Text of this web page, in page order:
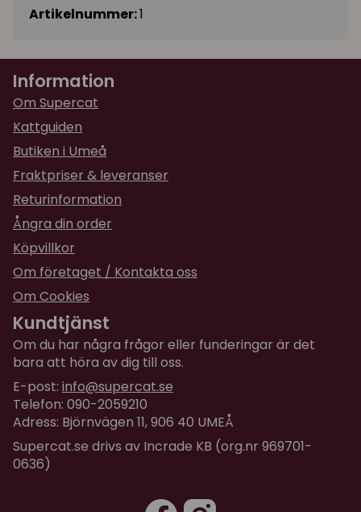
Artikelnummer:1
Information
Om Supercat
Kattguiden
Butiken i Umeå
Fraktpriser & leveranser
Returinformation
Ångra din order
Köpvillkor
Om företaget / Kontakta oss
Om Cookies
Kundtjänst
Om du har några frågor eller funderingar är det
bara att höra av dig till oss.
E-post: info@supercat.se
Telefon: 090-2059210
Adress: Björnvägen 11, 906 40 UMEÅ
Supercat.se drivs av Incrade KB (org.nr 969701-
0636)